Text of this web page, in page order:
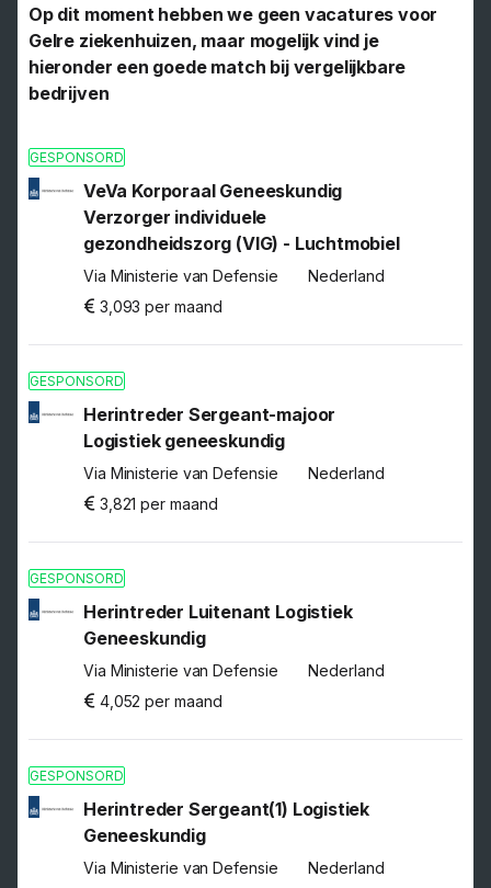
Op dit moment hebben we geen vacatures voor
Gelre ziekenhuizen, maar mogelijk vind je
hieronder een goede match bij vergelijkbare
bedrijven
GESPONSORD
VeVa Korporaal Geneeskundig
Verzorger individuele
gezondheidszorg (VIG) - Luchtmobiel
Via Ministerie van Defensie
Nederland
3,093 per maand
GESPONSORD
Herintreder Sergeant-majoor
Logistiek geneeskundig
Via Ministerie van Defensie
Nederland
3,821 per maand
GESPONSORD
Herintreder Luitenant Logistiek
Geneeskundig
Via Ministerie van Defensie
Nederland
4,052 per maand
GESPONSORD
Herintreder Sergeant(1) Logistiek
Geneeskundig
Via Ministerie van Defensie
Nederland